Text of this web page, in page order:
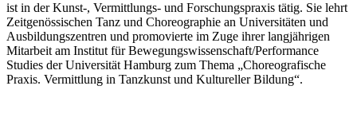
ist in der Kunst-, Vermittlungs- und Forschungspraxis tätig. Sie lehrt
Zeitgenössischen Tanz und Choreographie an Universitäten und
Ausbildungszentren und promovierte im Zuge ihrer langjährigen
Mitarbeit am Institut für Bewegungswissenschaft/Performance
Studies der Universität Hamburg zum Thema „Choreografische
Praxis. Vermittlung in Tanzkunst und Kultureller Bildung“.